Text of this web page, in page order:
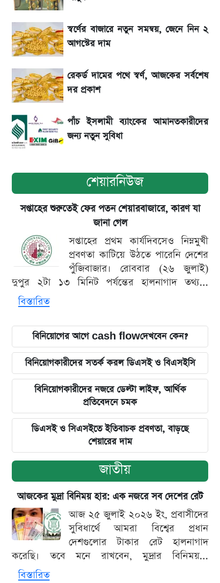
আগামী ৪ দিনের আবহাওয়া নিয়ে বড় সতর্কবার্তা
৮ ব্র্যান্ডের ত্বক ফর্সাকারী ক্রিমে ভয়াবহ মাত্রার মার্কারি
ব্যান্ডেজ পরে আলোচনায় নাসীরুদ্দীন পাটওয়ারী,
নেপথ্যে যে ঘটনা
স্বর্ণের বাজারে নতুন সমন্বয়, জেনে নিন ২
আগস্টের দাম
রেকর্ড দামের পথে স্বর্ণ, আজকের সর্বশেষ
দর প্রকাশ
পাঁচ ইসলামী ব্যাংকের আমানতকারীদের
জন্য নতুন সুবিধা
শেয়ারনিউজ
সপ্তাহের শুরুতেই ফের পতন শেয়ারবাজারে, কারণ যা
জানা গেল
সপ্তাহের প্রথম কার্যদিবসেও নিম্নমুখী
প্রবণতা কাটিয়ে উঠতে পারেনি দেশের
পুঁজিবাজার। রোববার (২৬ জুলাই)
দুপুর ২টা ১৩ মিনিট পর্যন্তের হালনাগাদ তথ্য...
বিস্তারিত
বিনিয়োগের আগে cash flowদেখবেন কেন?
বিনিয়োগকারীদের সতর্ক করল ডিএসই ও বিএসইসি
বিনিয়োগকারীদের নজরে ডেল্টা লাইফ, আর্থিক
প্রতিবেদনে চমক
ডিএসই ও সিএসইতে ইতিবাচক প্রবণতা, বাড়ছে
শেয়ারের দাম
জাতীয়
আজকের মুদ্রা বিনিময় হার: এক নজরে সব দেশের রেট
আজ ২৫ জুলাই ২০২৬ ইং, প্রবাসীদের
সুবিধার্থে আমরা বিশ্বের প্রধান
দেশগুলোর টাকার রেট হালনাগাদ
করেছি। তবে মনে রাখবেন, মুদ্রার বিনিময়...
বিস্তারিত